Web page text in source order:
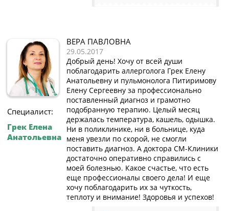
Специалист:
Грек Елена
Анатольевна
ВЕРА ПАВЛОВНА
29.05.2017
Добрый день! Хочу от всей души
поблагодарить аллерголога Грек Елену
Анатольевну и пульмонолога Питиримову
Елену Сергеевну за профессионально
поставленный диагноз и грамотно
подобранную терапию. Целый месяц
держалась температура, кашель, одышка.
Ни в поликлинике, ни в больнице, куда
меня увезли по скорой, не смогли
поставить диагноз. А доктора СМ-Клиники
достаточно оперативно справились с
моей болезнью. Какое счастье, что есть
еще профессионалы своего дела! И еще
хочу поблагодарить их за чуткость,
теплоту и внимание! Здоровья и успехов!